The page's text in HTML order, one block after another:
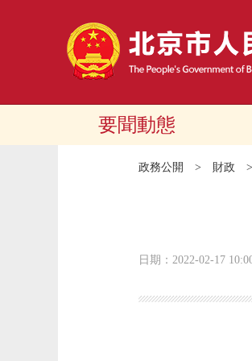
要聞動態
政務公開 > 財政
日期：2022-02-17